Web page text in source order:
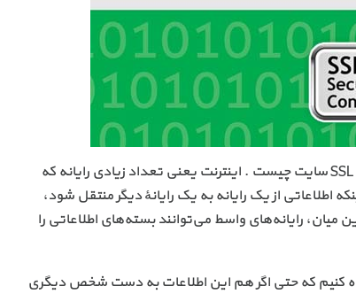
در این آموزش سعی خواهیم کرد به ساده‌ترین زبان ممکن توضیح دهیم که SSL سایت چیست . اینترنت یعنی تعداد زیادی رایانه که
از یک رایانه به یک رایانهٔ دیگر منتقل شود،
رایانه‌های واسط می‌توانند بسته‌های اطلاعاتی را
کنیم که حتی اگر هم این اطلاعات به دست شخص دیگری